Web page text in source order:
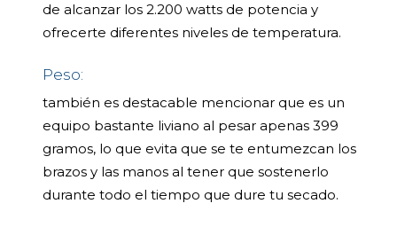
de alcanzar los 2.200 watts de potencia y
ofrecerte diferentes niveles de temperatura.
Peso:
también es destacable mencionar que es un
equipo bastante liviano al pesar apenas 399
gramos, lo que evita que se te entumezcan los
brazos y las manos al tener que sostenerlo
durante todo el tiempo que dure tu secado.